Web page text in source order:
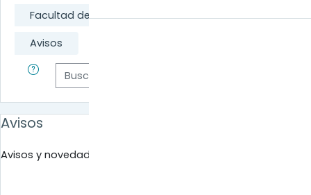
Facultad de Educación Infantil General
Avisos
Buscar en los foros
Avisos
Avisos y novedades generales